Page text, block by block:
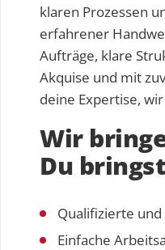
klaren Prozessen
erfahrener
Aufträge, klare
Akquise und mit
deine Expertise,
Wir
Du
Qualifizierte
Einfache